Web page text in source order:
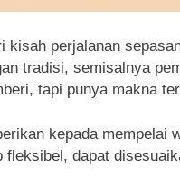
kisah perjalanan
tradisi, semisalnya
tapi punya makna
kepada mempelai
dapat